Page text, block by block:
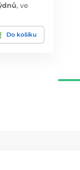
, ve
Do košíku